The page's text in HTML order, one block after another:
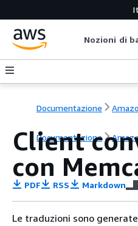
Nozioni di
Documentazione
Documentazione
Client
con
PDF RSS Markdown
Le traduzioni sono